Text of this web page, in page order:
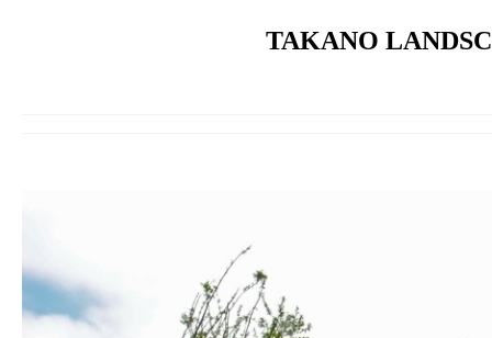
TAKANO